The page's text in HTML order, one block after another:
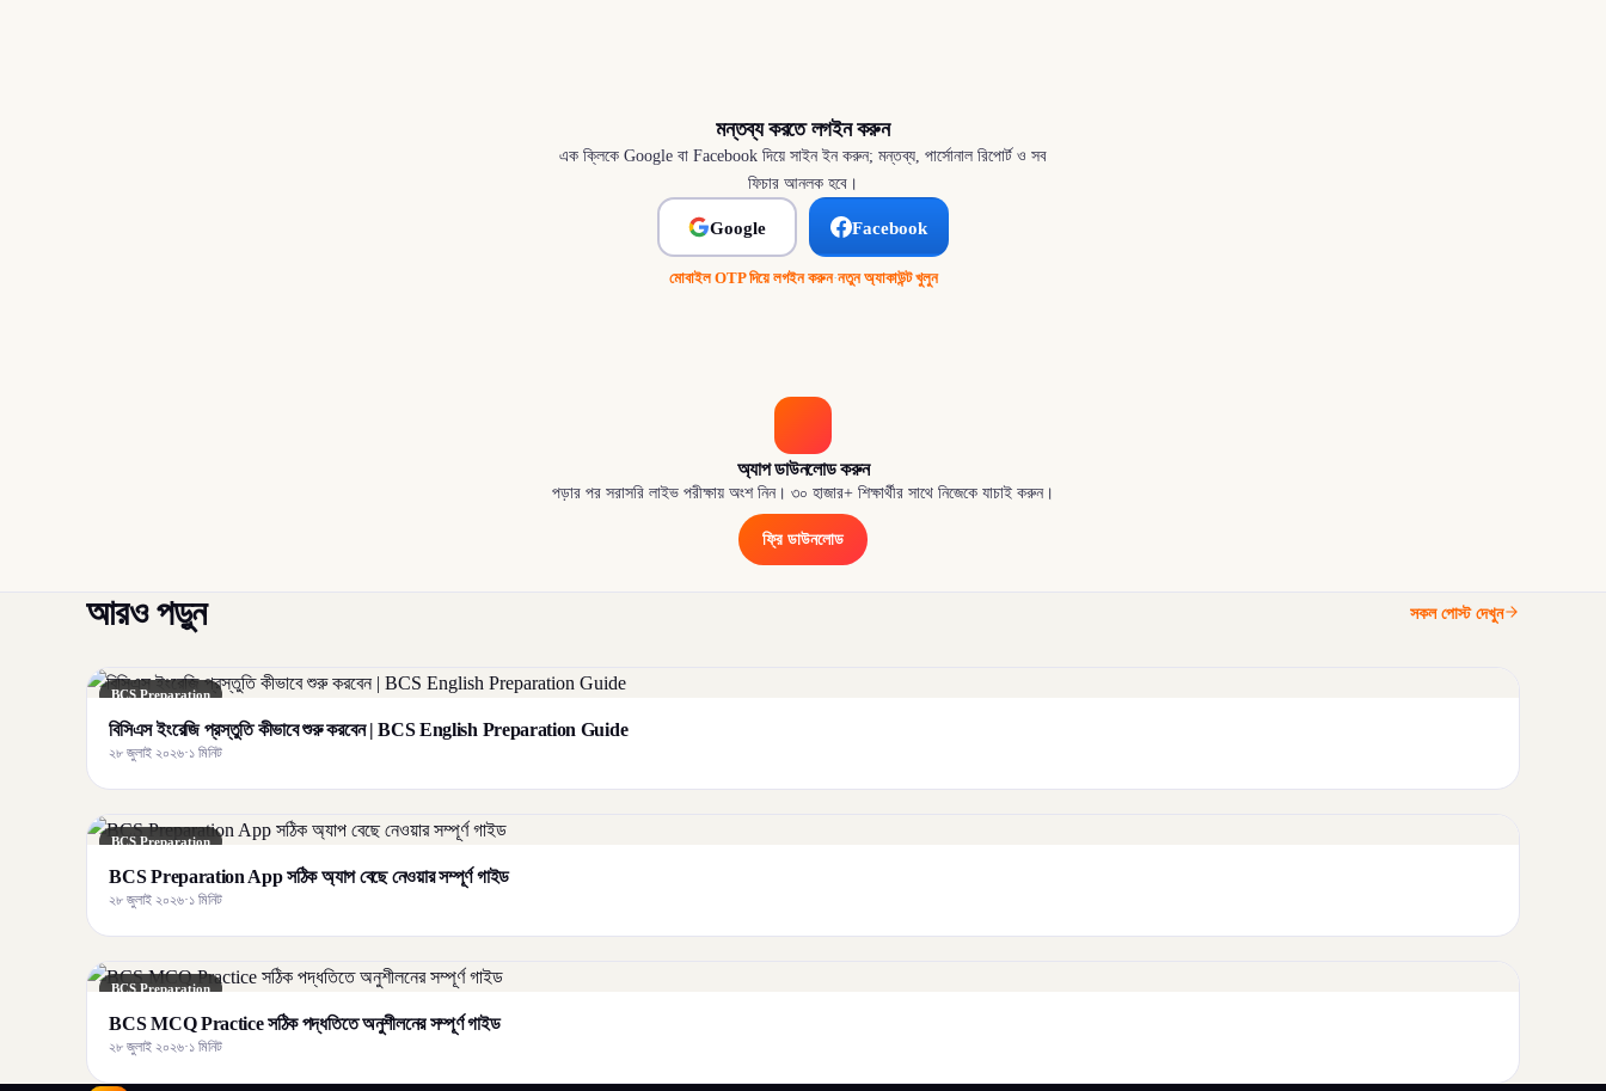
মন্তব্য করতে লগইন করুন
এক ক্লিকে Google বা Facebook দিয়ে সাইন ইন করুন; মন্তব্য, পার্সোনাল রিপোর্ট ও সব
ফিচার আনলক হবে।
Google Facebook
মোবাইল OTP দিয়ে লগইন করুন·নতুন অ্যাকাউন্ট খুলুন
অ্যাপ ডাউনলোড করুন
পড়ার পর সরাসরি লাইভ পরীক্ষায় অংশ নিন। ৩০ হাজার+ শিক্ষার্থীর সাথে নিজেকে যাচাই করুন।
ফ্রি ডাউনলোড
আরও পড়ুন সকল পোস্ট দেখুন
BCS Preparation
বিসিএস ইংরেজি প্রস্তুতি কীভাবে শুরু করবেন | BCS English Preparation Guide
২৮ জুলাই ২০২৬·১ মিনিট
BCS Preparation
BCS Preparation App সঠিক অ্যাপ বেছে নেওয়ার সম্পূর্ণ গাইড
২৮ জুলাই ২০২৬·১ মিনিট
BCS Preparation
BCS MCQ Practice সঠিক পদ্ধতিতে অনুশীলনের সম্পূর্ণ গাইড
২৮ জুলাই ২০২৬·১ মিনিট